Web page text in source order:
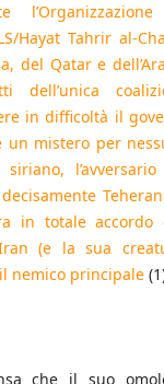
Hayat Tahrir al-
del Qatar e
dell’unica
in difficoltà il
un mistero per
l’avversario
in totale accordo
(e la sua
nemico principale
che il suo